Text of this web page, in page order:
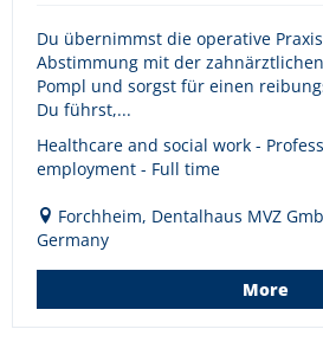
Du übernimmst die operative
Abstimmung mit der
Pompl und sorgst für einen
Du führst,...
Healthcare and social work -
employment - Full time
Forchheim, Dentalhaus MVZ
Germany
More